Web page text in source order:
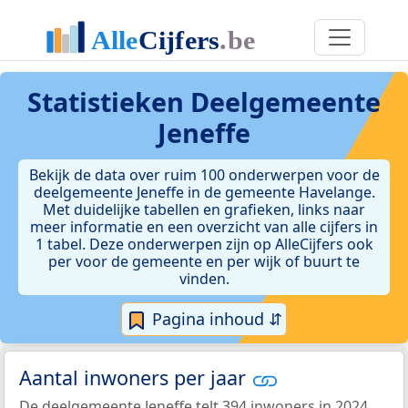
Statistieken Deelgemeente
Jeneffe
Bekijk de data over ruim 100 onderwerpen voor de
deelgemeente Jeneffe in de gemeente Havelange.
Met duidelijke tabellen en grafieken, links naar
meer informatie en een overzicht van alle cijfers in
1 tabel. Deze onderwerpen zijn op AlleCijfers ook
per voor de gemeente en per wijk of buurt te
vinden.
Pagina inhoud ⇵
Aantal inwoners per jaar